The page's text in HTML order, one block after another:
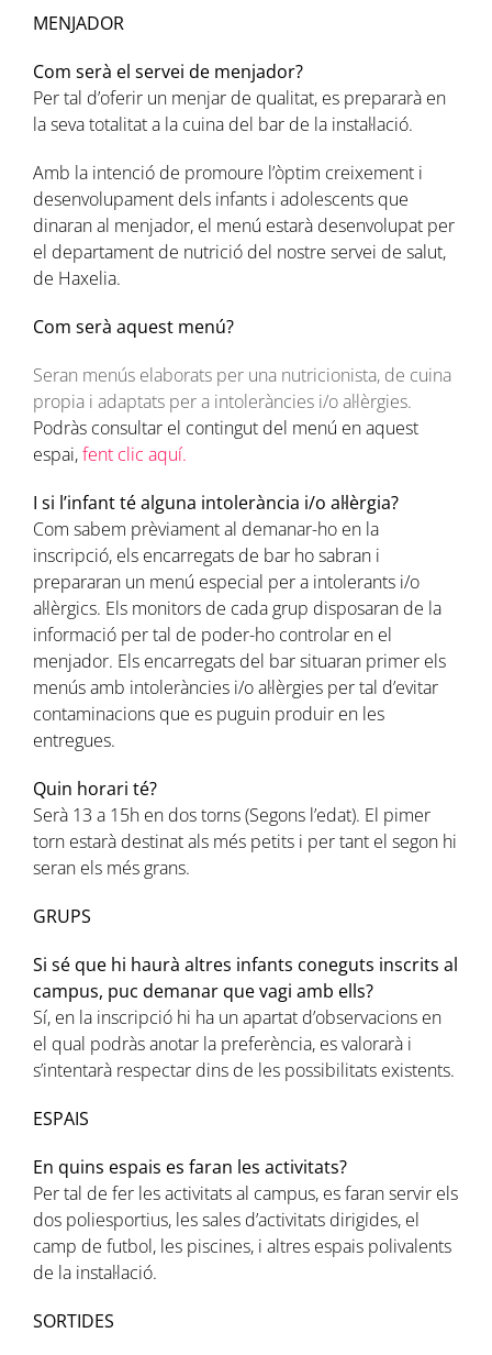
MENJADOR
Com serà el servei de menjador?
Per tal d’oferir un menjar de qualitat, es prepararà en
la seva totalitat a la cuina del bar de la instal·lació.
Amb la intenció de promoure l’òptim creixement i
desenvolupament dels infants i adolescents que
dinaran al menjador, el menú estarà desenvolupat per
el departament de nutrició del nostre servei de salut,
de Haxelia.
Com serà aquest menú?
Seran menús elaborats per una nutricionista, de cuina
propia i adaptats per a intoleràncies i/o al·lèrgies.
Podràs consultar el contingut del menú en aquest
espai,fent clic aquí.
I si l’infant té alguna intolerància i/o al·lèrgia?
Com sabem prèviament al demanar-ho en la
inscripció, els encarregats de bar ho sabran i
prepararan un menú especial per a intolerants i/o
al·lèrgics. Els monitors de cada grup disposaran de la
informació per tal de poder-ho controlar en el
menjador. Els encarregats del bar situaran primer els
menús amb intoleràncies i/o al·lèrgies per tal d’evitar
contaminacions que es puguin produir en les
entregues.
Quin horari té?
Serà 13 a 15h en dos torns (Segons l’edat). El pimer
torn estarà destinat als més petits i per tant el segon hi
seran els més grans.
GRUPS
Si sé que hi haurà altres infants coneguts inscrits al
campus, puc demanar que vagi amb ells?
Sí, en la inscripció hi ha un apartat d’observacions en
el qual podràs anotar la preferència, es valorarà i
s’intentarà respectar dins de les possibilitats existents.
ESPAIS
En quins espais es faran les activitats?
Per tal de fer les activitats al campus, es faran servir els
dos poliesportius, les sales d’activitats dirigides, el
camp de futbol, les piscines, i altres espais polivalents
de la instal·lació.
SORTIDES